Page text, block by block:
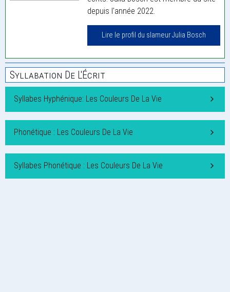
depuis l'année 2022.
Lire le profil du slameur Julia Bosch
Syllabation De L'Écrit
Syllabes Hyphénique: Les Couleurs De La Vie
Phonétique : Les Couleurs De La Vie
Syllabes Phonétique : Les Couleurs De La Vie